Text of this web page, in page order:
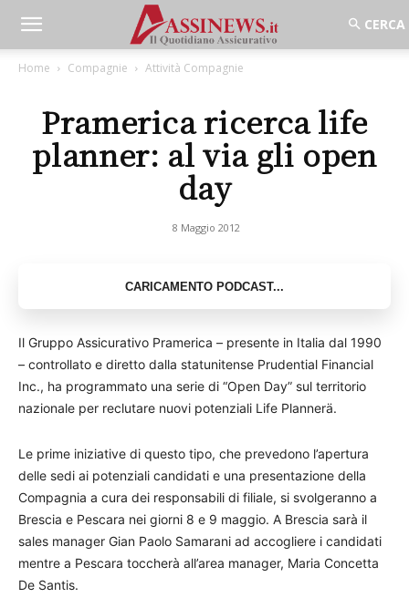
Home Compagnie Attività Compagnie
Pramerica ricerca life
planner: al via gli open
day
8 Maggio 2012
Il Gruppo Assicurativo Pramerica – presente in Italia dal 1990
– controllato e diretto dalla statunitense Prudential Financial
Inc., ha programmato una serie di “Open Day” sul territorio
nazionale per reclutare nuovi potenziali Life Plannerä.
Le prime iniziative di questo tipo, che prevedono l’apertura
delle sedi ai potenziali candidati e una presentazione della
Compagnia a cura dei responsabili di filiale, si svolgeranno a
Brescia e Pescara nei giorni 8 e 9 maggio. A Brescia sarà il
sales manager Gian Paolo Samarani ad accogliere i candidati
mentre a Pescara toccherà all’area manager, Maria Concetta
De Santis.